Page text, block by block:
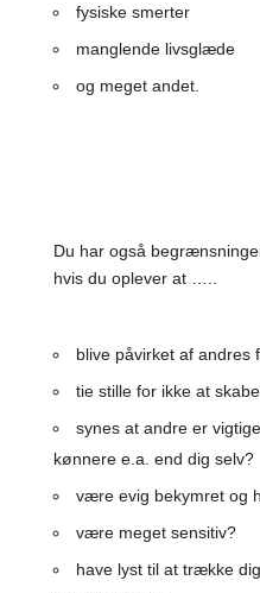
fysiske smerter
manglende livsglæde
og meget andet.
Du har også
hvis du oplever at …..
blive påvirket af andres
tie stille for ikke at
synes at andre er
kønnere e.a. end dig selv?
være evig bekymret og
være meget sensitiv?
have lyst til at trække